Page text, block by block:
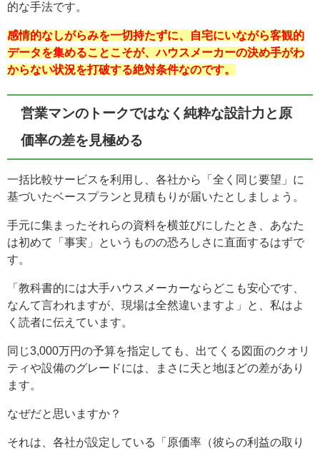
的な手法です。
感情的なしがらみを一切持たずに、自宅にいながら客観的
データを集めることこそが、ハウスメーカーの決め手がわ
からない状況を打破する絶対条件なのです。
営業マンのトークではなく純粋な設計力と原
価率の差を見極める
一括比較サービスを利用し、各社から「全く同じ要望」に
基づいたベースプランと見積もりが届いたとしましょう。
手元に集まったそれらの資料を横並びにしたとき、あなた
は初めて「事実」というものの恐ろしさに直面するはずで
す。
「教科書的には大手ハウスメーカーならどこも安心です、
なんて言われますが、現場は全然違いますよ」と、私はよ
く読者に伝えています。
同じ3,000万円の予算を指定しても、出てくる図面のクオリ
ティや設備のグレードには、まさに天と地ほどの差があり
ます。
なぜだと思いますか？
それは、各社が設定している「原価率（彼らの利益の取り